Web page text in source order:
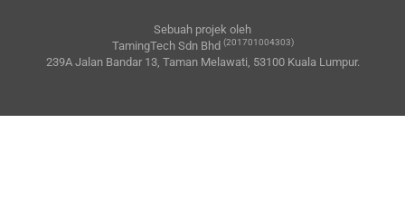
Sebuah projek oleh
TamingTech Sdn Bhd (201701004303)
239A Jalan Bandar 13, Taman Melawati, 53100 Kuala Lumpur.